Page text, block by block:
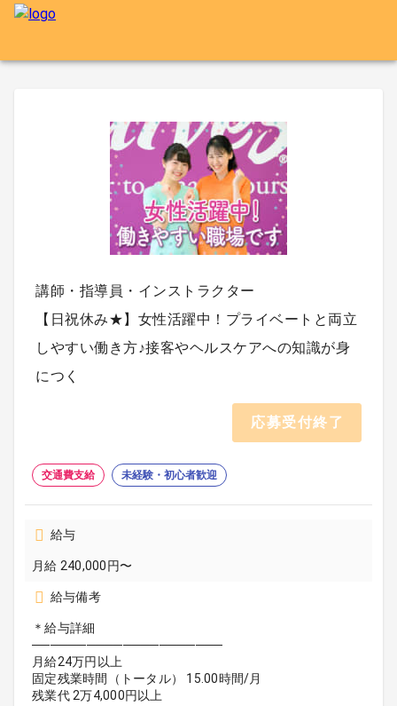
講師・指導員・インストラクター
【日祝休み★】女性活躍中！プライベートと両立
しやすい働き方♪接客やヘルスケアへの知識が身
につく
応募受付終了
交通費支給 未経験・初心者歓迎
給与
月給 240,000円〜
給与備考
＊給与詳細
─────────────────────
月給24万円以上
固定残業時間（トータル） 15.00時間/月
残業代 2万4,000円以上